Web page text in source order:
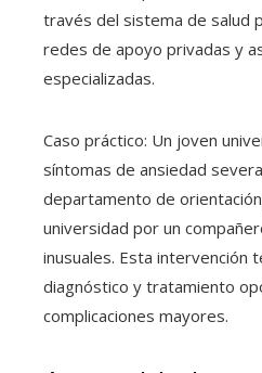
través del sistema de salud
redes de apoyo privadas y
especializadas.
Caso práctico: Un joven
síntomas de ansiedad
departamento de
universidad por un
inusuales. Esta intervención
diagnóstico y tratamiento
complicaciones mayores.